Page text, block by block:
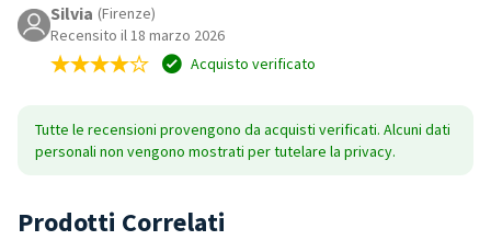
Silvia (Firenze)
Recensito il 18 marzo 2026
Acquisto verificato
Tutte le recensioni provengono da acquisti verificati. Alcuni dati
personali non vengono mostrati per tutelare la privacy.
Prodotti Correlati